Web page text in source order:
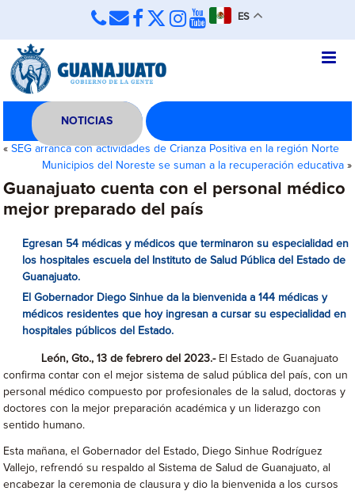
ES
NOTICIAS
«SEG arranca con actividades de Crianza Positiva en la región Norte
Municipios del Noreste se suman a la recuperación educativa»
Guanajuato cuenta con el personal médico
mejor preparado del país
Egresan 54 médicas y médicos que terminaron su especialidad en
los hospitales escuela del Instituto de Salud Pública del Estado de
Guanajuato.
El Gobernador Diego Sinhue da la bienvenida a 144 médicas y
médicos residentes que hoy ingresan a cursar su especialidad en
hospitales públicos del Estado.
León, Gto., 13 de febrero del 2023.-El Estado de Guanajuato
confirma contar con el mejor sistema de salud pública del país, con un
personal médico compuesto por profesionales de la salud, doctoras y
doctores con la mejor preparación académica y un liderazgo con
sentido humano.
Esta mañana, el Gobernador del Estado, Diego Sinhue Rodríguez
Vallejo, refrendó su respaldo al Sistema de Salud de Guanajuato, al
encabezar la ceremonia de clausura y dio la bienvenida a los cursos